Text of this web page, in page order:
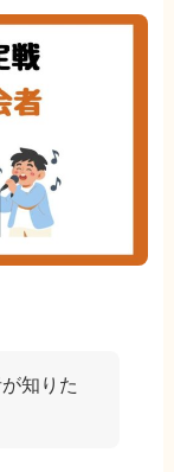
知りた